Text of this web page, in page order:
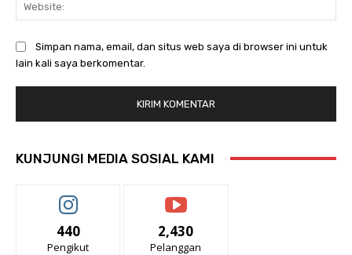
Simpan nama, email, dan situs web saya di browser ini untuk
lain kali saya berkomentar.
KUNJUNGI MEDIA SOSIAL KAMI
440
Pengikut
2,430
Pelanggan